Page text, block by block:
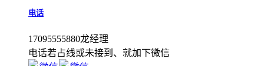
电话
17095555880龙经理
电话若占线或未接到、就加下微信